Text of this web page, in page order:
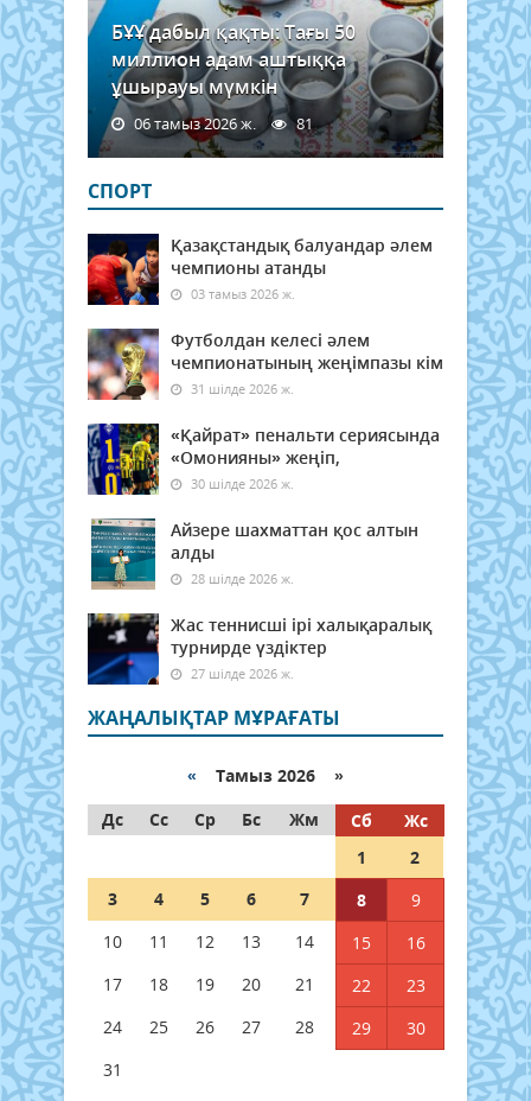
БҰҰ дабыл қақты: Тағы 50
миллион адам аштыққа
ұшырауы мүмкін
06 тамыз 2026 ж. 81
СПОРТ
Қазақстандық балуандар әлем
чемпионы атанды
03 тамыз 2026 ж.
Футболдан келесі әлем
чемпионатының жеңімпазы кім
31 шілде 2026 ж.
«Қайрат» пенальти сериясында
«Омонияны» жеңіп,
30 шілде 2026 ж.
Айзере шахматтан қос алтын
алды
28 шілде 2026 ж.
Жас теннисші ірі халықаралық
турнирде үздіктер
27 шілде 2026 ж.
ЖАҢАЛЫҚТАР МҰРАҒАТЫ
« Тамыз 2026 »
Дс
Сс Ср Бс Жм Сб
Жс
1
2
3
4 5 6 7 8
9
10
11 12 13 14 15
16
17
18 19 20 21 22
23
24
25 26 27 28 29
30
31